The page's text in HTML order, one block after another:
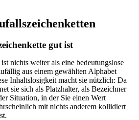
gut ist
nichts weiter als eine bedeutungslose
aus einem gewählten Alphabet
Inhaltslosigkeit macht sie nützlich: Da
sie sich als Platzhalter, als Bezeichner
Situation, in der Sie einen Wert
mit nichts anderem kollidiert